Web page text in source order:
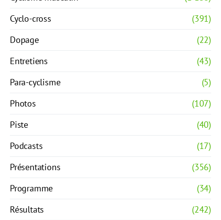
Cyclo-cross
(391)
Dopage
(22)
Entretiens
(43)
Para-cyclisme
(5)
Photos
(107)
Piste
(40)
Podcasts
(17)
Présentations
(356)
Programme
(34)
Résultats
(242)